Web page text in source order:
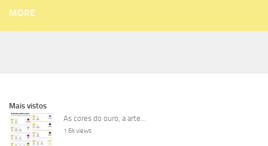
MORE
Mais vistos
As cores do ouro, a arte...
1.6k views